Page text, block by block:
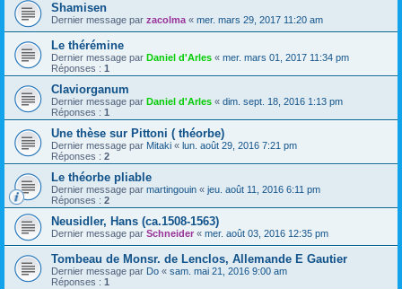
Shamisen
Dernier message par zacolma « mer. mars 29, 2017 11:20 am
Le thérémine
Dernier message par Daniel d'Arles « mer. mars 01, 2017 11:34 pm
Réponses : 1
Claviorganum
Dernier message par Daniel d'Arles « dim. sept. 18, 2016 1:13 pm
Réponses : 1
Une thèse sur Pittoni ( théorbe)
Dernier message par Mitaki « lun. août 29, 2016 7:21 pm
Réponses : 2
Le théorbe pliable
Dernier message par martingouin « jeu. août 11, 2016 6:11 pm
Réponses : 2
Neusidler, Hans (ca.1508-1563)
Dernier message par Schneider « mer. août 03, 2016 12:35 pm
Tombeau de Monsr. de Lenclos, Allemande E Gautier
Dernier message par Do « sam. mai 21, 2016 9:00 am
Réponses : 1